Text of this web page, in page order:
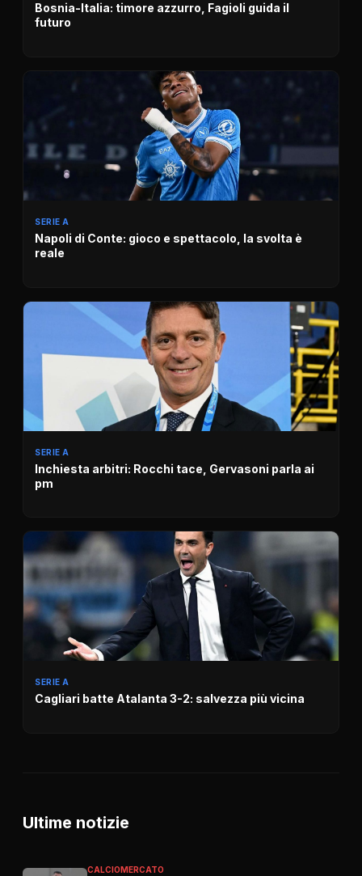
Bosnia-Italia: timore azzurro, Fagioli guida il
futuro
SERIE A
Napoli di Conte: gioco e spettacolo, la svolta è
reale
SERIE A
Inchiesta arbitri: Rocchi tace, Gervasoni parla ai
pm
SERIE A
Cagliari batte Atalanta 3-2: salvezza più vicina
Ultime notizie
CALCIOMERCATO